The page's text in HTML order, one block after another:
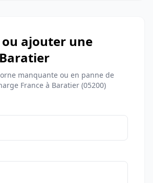
ajouter une
manquante ou en panne de
France à Baratier (05200)